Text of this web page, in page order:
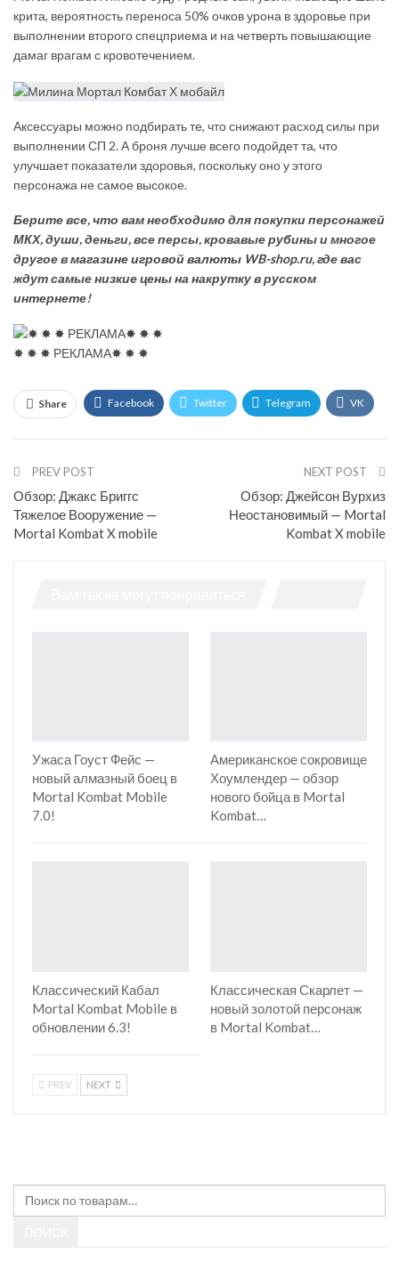
крита, вероятность переноса 50% очков урона в здоровье при
выполнении второго спецприема и на четверть повышающие
дамаг врагам с кровотечением.
Аксессуары можно подбирать те, что снижают расход силы при
выполнении СП 2. А броня лучше всего подойдет та, что
улучшает показатели здоровья, поскольку оно у этого
персонажа не самое высокое.
Берите все, что вам необходимо для покупки персонажей
МКХ, души, деньги, все персы, кровавые рубины и многое
другое вмагазине игровой валюты WB-shop.ru, где вас
ждут самые низкие цены на накрутку в русском
интернете!
✸ ✸ ✸ РЕКЛАМА✸ ✸ ✸
Share Facebook Twitter Telegram VK
PREV POST
Обзор: Джакс Бриггс
Тяжелое Вооружение —
Mortal Kombat X mobile
NEXT POST
Обзор: Джейсон Вурхиз
Неостановимый — Mortal
Kombat X mobile
Ужаса Гоуст Фейс —
новый алмазный боец в
Mortal Kombat Mobile
7.0!
Американское сокровище
Хоумлендер — обзор
нового бойца в Mortal
Kombat…
Классический Кабал
Mortal Kombat Mobile в
обновлении 6.3!
Классическая Скарлет —
новый золотой персонаж
в Mortal Kombat…
PREV NEXT
Искать: